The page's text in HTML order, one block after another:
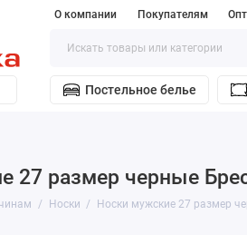
О компании Покупателям
Постельное белье
27 размер черные
Носки Носки мужские 27 размер